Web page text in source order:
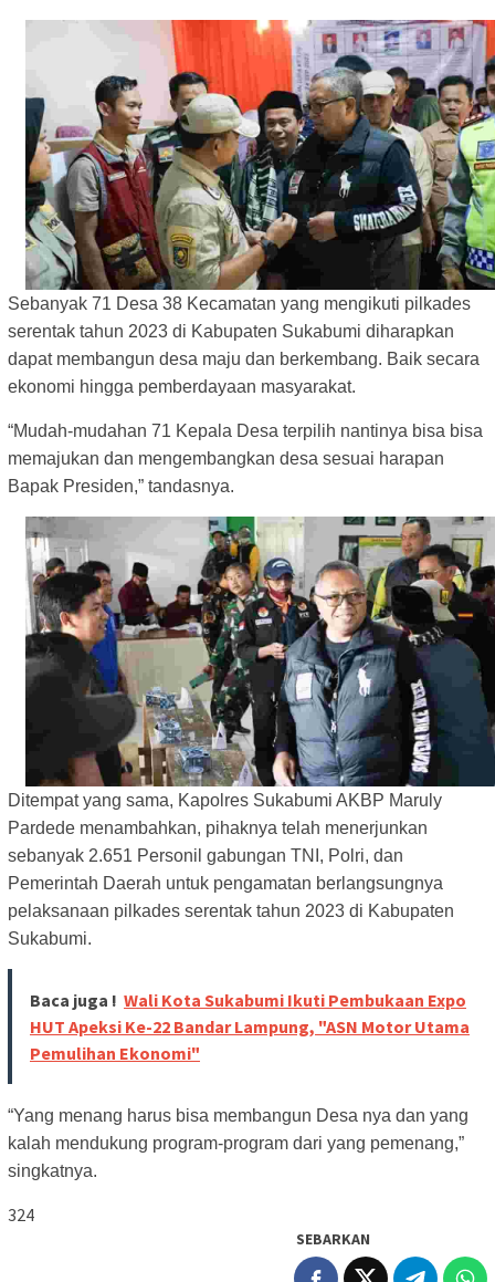
Sebanyak 71 Desa 38 Kecamatan yang mengikuti pilkades
serentak tahun 2023 di Kabupaten Sukabumi diharapkan
dapat membangun desa maju dan berkembang. Baik secara
ekonomi hingga pemberdayaan masyarakat.
“Mudah-mudahan 71 Kepala Desa terpilih nantinya bisa bisa
memajukan dan mengembangkan desa sesuai harapan
Bapak Presiden,” tandasnya.
Ditempat yang sama, Kapolres Sukabumi AKBP Maruly
Pardede menambahkan, pihaknya telah menerjunkan
sebanyak 2.651 Personil gabungan TNI, Polri, dan
Pemerintah Daerah untuk pengamatan berlangsungnya
pelaksanaan pilkades serentak tahun 2023 di Kabupaten
Sukabumi.
Baca juga ! Wali Kota Sukabumi Ikuti Pembukaan Expo
HUT Apeksi Ke-22 Bandar Lampung, "ASN Motor Utama
Pemulihan Ekonomi"
“Yang menang harus bisa membangun Desa nya dan yang
kalah mendukung program-program dari yang pemenang,”
singkatnya.
324
SEBARKAN